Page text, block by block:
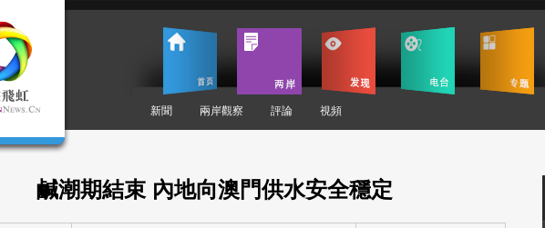
新聞 兩岸觀察 評論 視頻
鹹潮期結束 內地向澳門供水安全穩定